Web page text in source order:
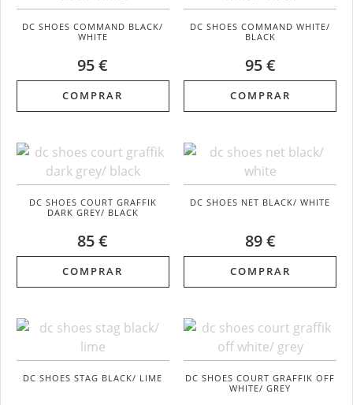
DC SHOES COMMAND BLACK/
WHITE
95 €
COMPRAR
DC SHOES COMMAND WHITE/
BLACK
95 €
COMPRAR
DC SHOES COURT GRAFFIK
DARK GREY/ BLACK
85 €
COMPRAR
DC SHOES NET BLACK/ WHITE
89 €
COMPRAR
DC SHOES STAG BLACK/ LIME
DC SHOES COURT GRAFFIK OFF
WHITE/ GREY